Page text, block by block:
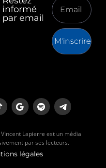
informé
par email
M'inscrire
Lapierre est un média
par ses lecteurs.
légales